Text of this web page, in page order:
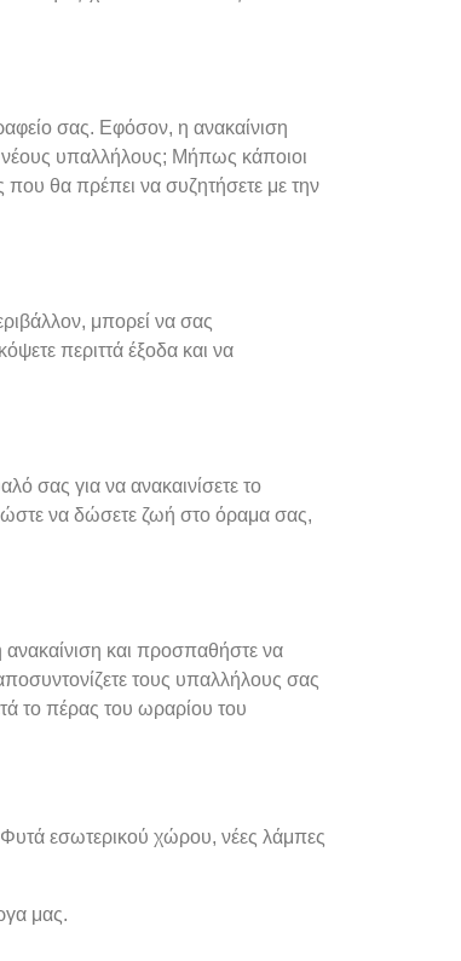
σας. Εφόσον, η ανακαίνιση
νέους υπαλλήλους; Μήπως κάποιοι
που θα πρέπει να συζητήσετε με την
μπορεί να σας
περιττά έξοδα και να
σας για να ανακαινίσετε το
ώστε να δώσετε ζωή στο όραμα σας,
ανακαίνιση και προσπαθήστε να
τους υπαλλήλους σας
το πέρας του ωραρίου του
Φυτά εσωτερικού χώρου, νέες λάμπες
μας.